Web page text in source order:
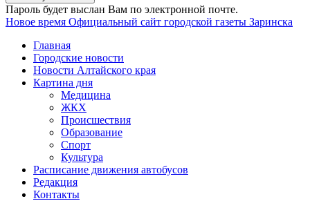
Пароль будет выслан Вам по электронной почте.
Новое время Официальный сайт городской газеты Заринска
Главная
Городские новости
Новости Алтайского края
Картина дня
Медицина
ЖКХ
Происшествия
Образование
Спорт
Культура
Расписание движения автобусов
Редакция
Контакты